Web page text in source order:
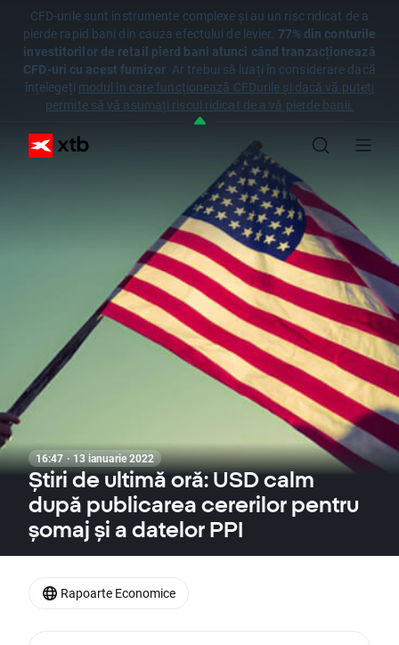
CFD-urile sunt instrumente complexe și au un risc ridicat de a
pierde rapid bani din cauza efectului de levier. 77% din conturile
investitorilor de retail pierd bani atunci când tranzacționează
CFD-uri cu acest furnizor. Ar trebui să luați în considerare dacă
înțelegeți modul în care funcționează CFDurile și dacă vă puteți
permite să vă asumați riscul ridicat de a vă pierde banii.
16:47 · 13 ianuarie 2022
Știri de ultimă oră: USD calm
după publicarea cererilor pentru
șomaj și a datelor PPI
Rapoarte Economice